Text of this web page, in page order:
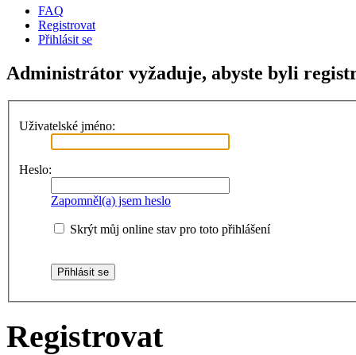
FAQ
Registrovat
Přihlásit se
Administrátor vyžaduje, abyste byli
Uživatelské jméno:
Heslo:
Zapomněl(a) jsem heslo
Skrýt můj online stav pro toto přihlášení
Registrovat